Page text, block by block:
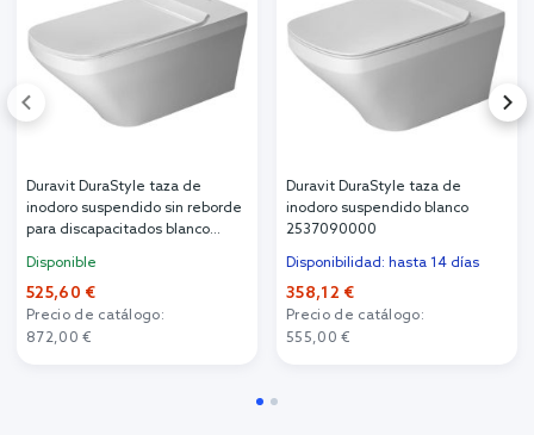
Duravit DuraStyle taza de
inodoro suspendido sin reborde
para discapacitados blanco
Disponible
525,60 €
Precio de catálogo:
872,00 €
Duravit DuraStyle taza de
inodoro suspendido blanco
2537090000
Disponibilidad: hasta 14 días
358,12 €
Precio de catálogo:
555,00 €